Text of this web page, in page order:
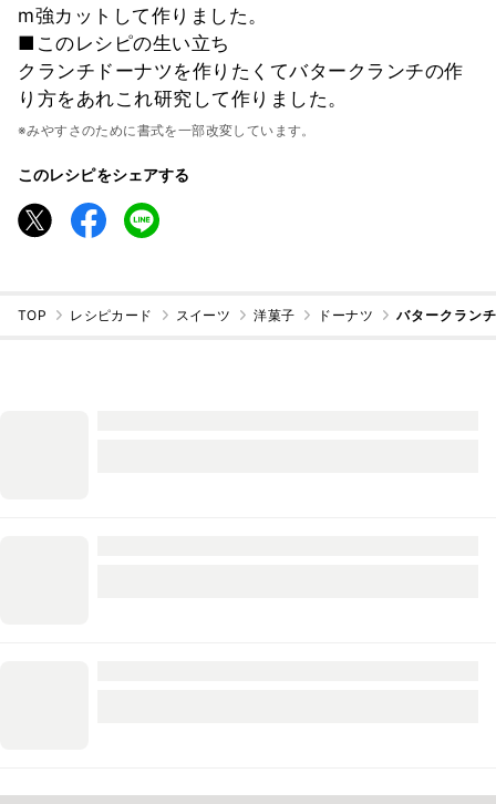
m強カットして作りました。
■このレシピの生い立ち
クランチドーナツを作りたくてバタークランチの作
り方をあれこれ研究して作りました。
※みやすさのために書式を一部改変しています。
このレシピをシェアする
TOP レシピカード スイーツ 洋菓子 ドーナツ バタークラン